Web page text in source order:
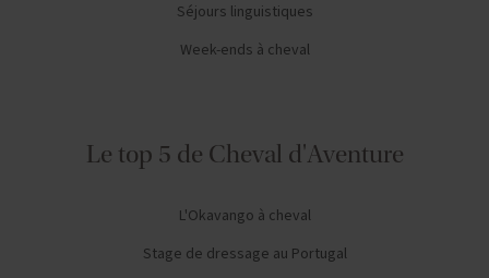
Séjours linguistiques
Week-ends à cheval
Le top 5 de Cheval d'Aventure
L'Okavango à cheval
Stage de dressage au Portugal